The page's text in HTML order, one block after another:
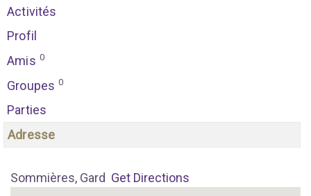
Activités
Profil
Amis 0
Groupes 0
Parties
Adresse
Sommières, Gard Get Directions